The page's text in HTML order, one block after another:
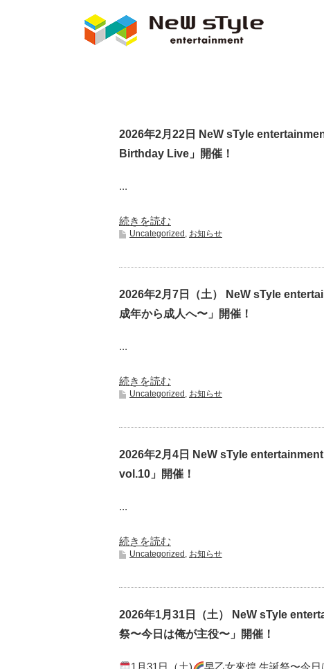
2026年2月22日 NeW sTyle
Birthday Live」開催！
...
続きを読む
Uncategorized お知らせ
2026年2月7日（土） NeW sTyle
成年から成人へ〜」開催！
...
続きを読む
Uncategorized お知らせ
2026年2月4日 NeW sTyle
vol.10」開催！
...
続きを読む
Uncategorized お知らせ
2026年1月31日（土） NeW sTyle
祭〜今日は俺が主役〜」開催！
1月31日（土) 早乙女來煌 生誕祭〜今